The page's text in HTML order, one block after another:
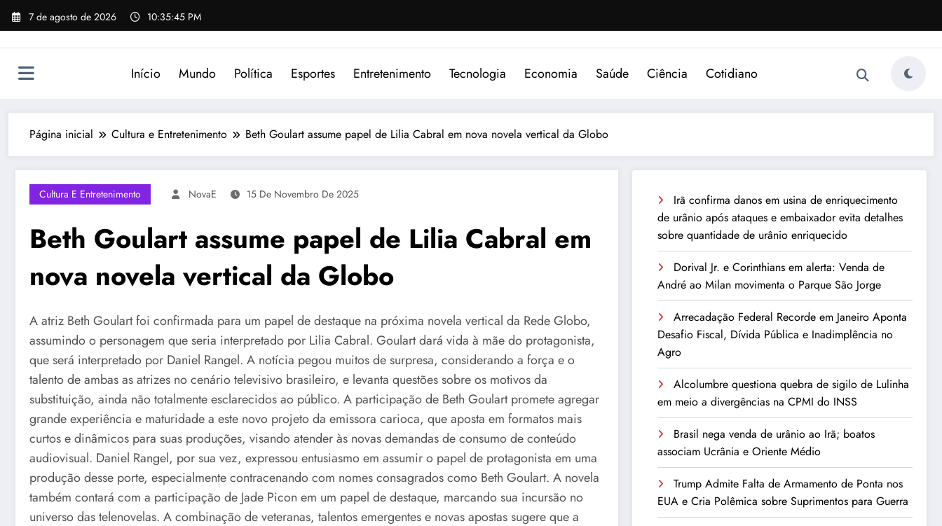
Pular
para
7 de agosto de 2026 10:35:45 PM
Início Mundo Política Esportes Entretenimento Tecnologia Economia Saúde Ciência Cotidiano
Página inicial Cultura e Entretenimento Beth Goulart assume papel de Lilia Cabral em nova novela vertical da Globo
Cultura E Entretenimento NovaE 15 De Novembro De 2025
Beth Goulart assume papel de Lilia Cabral em
nova novela vertical da Globo
A atriz Beth Goulart foi confirmada para um papel de destaque na próxima novela vertical da Rede Globo,
assumindo o personagem que seria interpretado por Lilia Cabral. Goulart dará vida à mãe do protagonista,
que será interpretado por Daniel Rangel. A notícia pegou muitos de surpresa, considerando a força e o
talento de ambas as atrizes no cenário televisivo brasileiro, e levanta questões sobre os motivos da
substituição, ainda não totalmente esclarecidos ao público. A participação de Beth Goulart promete agregar
grande experiência e maturidade a este novo projeto da emissora carioca, que aposta em formatos mais
curtos e dinâmicos para suas produções, visando atender às novas demandas de consumo de conteúdo
audiovisual. Daniel Rangel, por sua vez, expressou entusiasmo em assumir o papel de protagonista em uma
produção desse porte, especialmente contracenando com nomes consagrados como Beth Goulart. A novela
também contará com a participação de Jade Picon em um papel de destaque, marcando sua incursão no
universo das telenovelas. A combinação de veteranas, talentos emergentes e novas apostas sugere que a
Irã confirma danos em usina de enriquecimento
de urânio após ataques e embaixador evita detalhes
sobre quantidade de urânio enriquecido
Dorival Jr. e Corinthians em alerta: Venda de
André ao Milan movimenta o Parque São Jorge
Arrecadação Federal Recorde em Janeiro Aponta
Desafio Fiscal, Dívida Pública e Inadimplência no
Agro
Alcolumbre questiona quebra de sigilo de Lulinha
em meio a divergências na CPMI do INSS
Brasil nega venda de urânio ao Irã; boatos
associam Ucrânia e Oriente Médio
Trump Admite Falta de Armamento de Ponta nos
EUA e Cria Polêmica sobre Suprimentos para Guerra